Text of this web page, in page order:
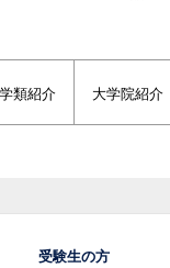
学類紹介 大学院紹介
受験生の方